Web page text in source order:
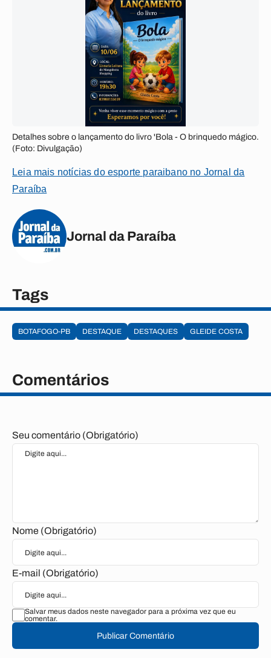
Detalhes sobre o lançamento do livro 'Bola - O brinquedo mágico.
(Foto: Divulgação)
Leia mais notícias do esporte paraibano no Jornal da
Paraíba
Jornal da Paraíba
Tags
BOTAFOGO-PB DESTAQUE DESTAQUES GLEIDE COSTA
Comentários
Seu comentário (Obrigatório)
Nome (Obrigatório)
E-mail (Obrigatório)
Salvar meus dados neste navegador para a próxima vez que eu
comentar.
Publicar Comentário